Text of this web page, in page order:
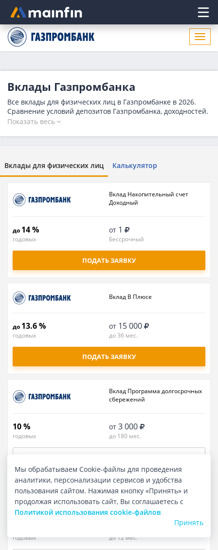
Главное меню
Вклады Газпромбанка
Все вклады для физических лиц в Газпромбанке в 2026.
Сравнение условий депозитов Газпромбанка, доходностей.
На сегодня 19 вкладов, максимальная ставка - 18.9 %.
Показать весь
Вклады для физических лиц Калькулятор
Вклад Накопительный счет
Доходный
до 14 %
годовых
от 1
Бессрочный
ПОДАТЬ ЗАЯВКУ
Вклад В Плюсе
до 13.6 %
годовых
от 15 000
до 36 мес.
ПОДАТЬ ЗАЯВКУ
Вклад Программа долгосрочных
сбережений
10 %
годовых
от 3 000
до 180 мес.
Вклад Комбо Газпромбанк – На
вершине
годовых до 12 мес.
Мы обрабатываем Cookie-файлы для проведения
аналитики, персонализации сервисов и удобства
пользования сайтом. Нажимая кнопку «Принять» и
продолжая использовать сайт, Вы соглашаетесь с
Политикой использования cookie-файлов
Принять